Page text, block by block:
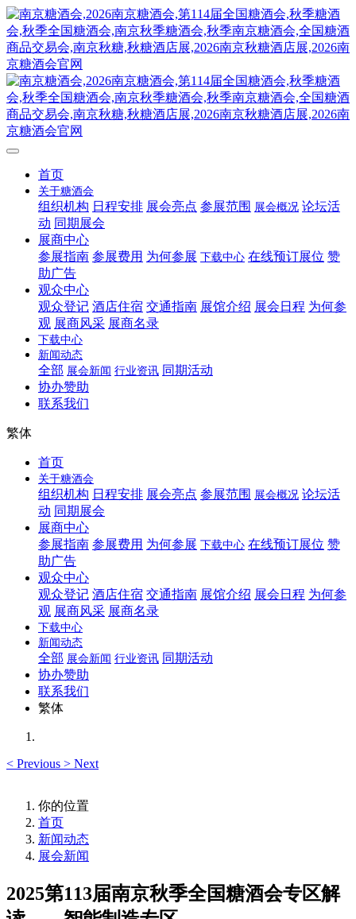
首页
关于糖酒会
组织机构 日程安排 展会亮点 参展范围 展会概况 论坛活
动 同期展会
展商中心
参展指南 参展费用 为何参展 下载中心 在线预订展位 赞
助广告
观众中心
观众登记 酒店住宿 交通指南 展馆介绍 展会日程 为何参
观 展商风采 展商名录
下载中心
新闻动态
全部 展会新闻 行业资讯 同期活动
协办赞助
联系我们
繁体
首页
关于糖酒会
组织机构 日程安排 展会亮点 参展范围 展会概况 论坛活
动 同期展会
展商中心
参展指南 参展费用 为何参展 下载中心 在线预订展位 赞
助广告
观众中心
观众登记 酒店住宿 交通指南 展馆介绍 展会日程 为何参
观 展商风采 展商名录
下载中心
新闻动态
全部 展会新闻 行业资讯 同期活动
协办赞助
联系我们
繁体
< Previous > Next
你的位置
首页
新闻动态
展会新闻
2025第113届南京秋季全国糖酒会专区解